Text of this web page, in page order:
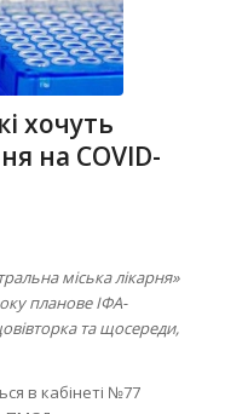
хочуть
на COVID-
міська лікарня»
планове ІФА-
та щосереди,
в кабінеті №77